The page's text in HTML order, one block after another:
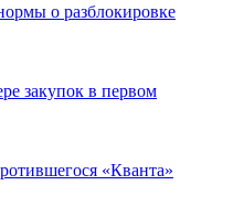
о разблокировке
закупок в первом
«Кванта»